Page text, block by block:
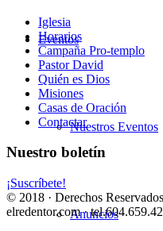
Eventos
Nuestros Eventos
Anuncios
Iglesia
Horarios
Campaña Pro-templo
Pastor David
Quién es Dios
Misiones
Casas de Oración
Contactar
Nuestro boletín
¡Suscríbete!
© 2018 · Derechos
elredentor.com ·